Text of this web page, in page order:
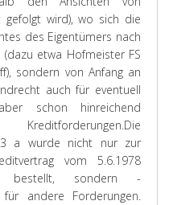
gefolgt wird), wo sich die
des Eigentümers nach
etwa Hofmeister FS
sondern von Anfang an
auch für eventuell
schon hinreichend
Die
3 a wurde nicht nur zur
vom 5.6.1978
bestellt, sondern -
andere Forderungen.